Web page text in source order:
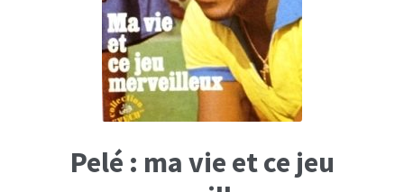
Pelé : ma vie et ce jeu